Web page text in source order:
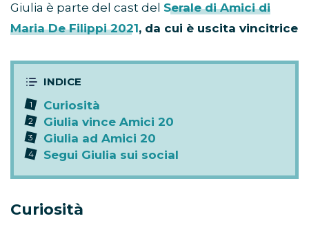
Giulia è parte del cast del Serale di Amici di
Maria De Filippi 2021, da cui è uscita vincitrice
Curiosità
Giulia vince Amici 20
Giulia ad Amici 20
Segui Giulia sui social
Curiosità